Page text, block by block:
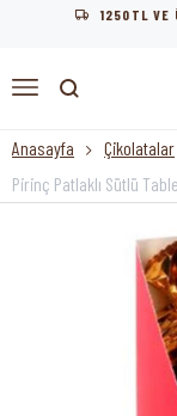
1250TL VE
Anasayfa Çikolatalar
Pirinç Patlaklı Sütlü